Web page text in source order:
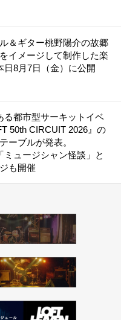
＆ギター桃野陽介の故郷
イメージして制作した楽
日8月7日（金）に公開
る都市型サーキットイベ
50th CIRCUIT 2026』の
ーブルが発表。
ミュージシャン怪談」と
も開催